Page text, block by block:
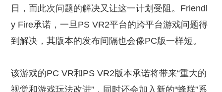
日，而此次问题的解决又让这一计划受阻。Friendl
y Fire承诺，一旦PS VR2平台的跨平台游戏问题得
到解决，其版本的发布间隔也会像PC版一样短。
该游戏的PC VR和PS VR2版本承诺将带来“重大的
视觉和游戏玩法改进”，同时还会加入新的“蜂群”系